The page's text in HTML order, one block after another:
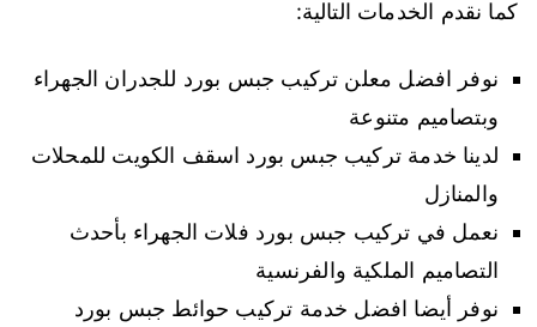
كما نقدم الخدمات التالية:
نوفر افضل معلن تركيب جبس بورد للجدران الجهراء
وبتصاميم متنوعة
لدينا خدمة تركيب جبس بورد اسقف الكويت للمحلات
والمنازل
نعمل في تركيب جبس بورد فلات الجهراء بأحدث
التصاميم الملكية والفرنسية
نوفر أيضا افضل خدمة تركيب حوائط جبس بورد